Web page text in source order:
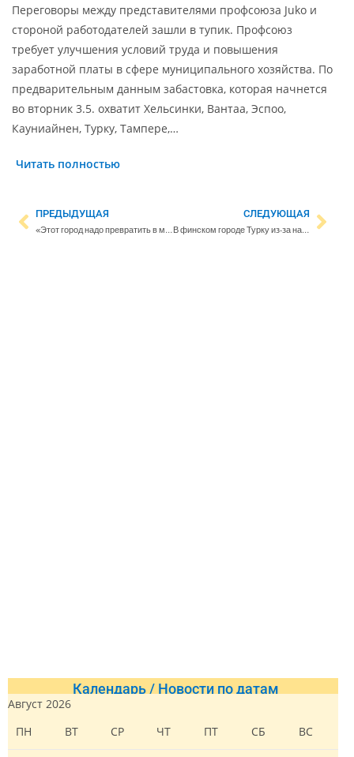
Переговоры между представителями профсоюза Juko и
стороной работодателей зашли в тупик. Профсоюз
требует улучшения условий труда и повышения
заработной платы в сфере муниципального хозяйства. По
предварительным данным забастовка, которая начнется
во вторник 3.5. охватит Хельсинки, Вантаа, Эспоо,
Кауниайнен, Турку, Тампере,…
Читать полностью
ПРЕДЫДУЩАЯ
«‎Этот город надо превратить в мемориал»: история мариупольца, бежавшего через «ДНР» и Россию в Финляндию
СЛЕДУЮЩАЯ
В финском городе Турку из-за нападения России на Украину демонтируют памятник Ленину
Календарь / Новости по датам
Август 2026
ПН
ВТ СР ЧТ ПТ СБ ВС